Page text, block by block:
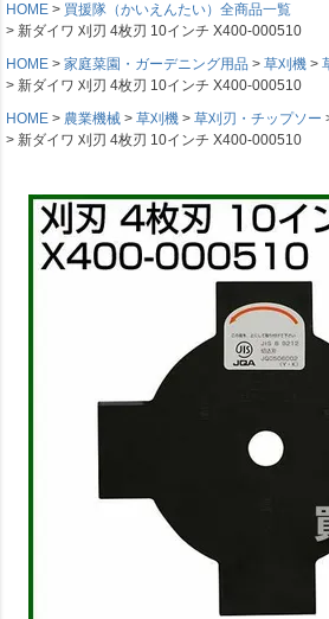
HOME
買援隊（かいえんたい）全商品一覧
新ダイワ 刈刃 4枚刃 10インチ X400-000510
HOME
家庭菜園・ガーデニング用品 草刈機
新ダイワ 刈刃 4枚刃 10インチ X400-000510
HOME
農業機械 草刈機 草刈刃・チップソー
新ダイワ 刈刃 4枚刃 10インチ X400-000510